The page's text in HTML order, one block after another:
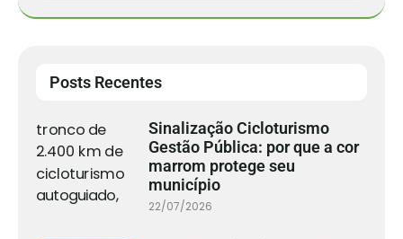
Posts Recentes
Sinalização Cicloturismo
Gestão Pública: por que a cor
marrom protege seu
município
22/07/2026